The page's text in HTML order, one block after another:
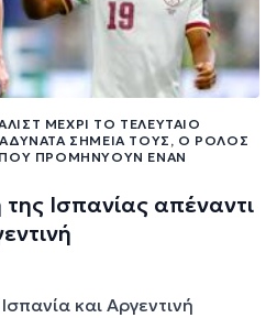
ΜΈΧΡΙ ΤΟ ΤΕΛΕΥΤΑΊΟ
ΣΗΜΕΊΑ ΤΟΥΣ, Ο ΡΌΛΟΣ
ΠΟΥ ΠΡΟΜΗΝΎΟΥΝ ΈΝΑΝ
Ισπανίας απέναντι
και Αργεντινή